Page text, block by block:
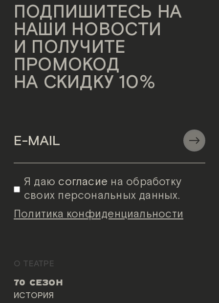
ПОДПИШИТЕСЬ НА
НАШИ НОВОСТИ
И ПОЛУЧИТЕ
ПРОМОКОД
НА СКИДКУ 10%
Я даю согласие на обработку
своих персональных данных.
Политика конфиденциальности
О ТЕАТРЕ
70 СЕЗОН
ИСТОРИЯ